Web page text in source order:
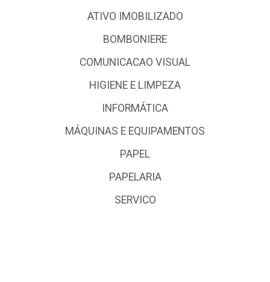
ATIVO IMOBILIZADO
BOMBONIERE
COMUNICACAO VISUAL
HIGIENE E LIMPEZA
INFORMÁTICA
MÁQUINAS E EQUIPAMENTOS
PAPEL
PAPELARIA
SERVICO